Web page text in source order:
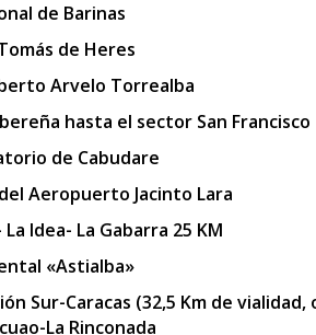
de Barinas
de Heres
Arvelo Torrealba
hasta el sector San Francisco
de Cabudare
Aeropuerto Jacinto Lara
Idea- La Gabarra 25 KM
«Astialba»
Sur-Caracas (32,5 Km de
La Rinconada